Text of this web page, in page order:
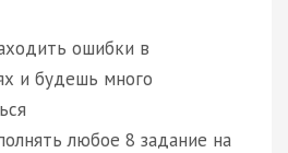
ошибки в
и будешь много
любое 8 задание на